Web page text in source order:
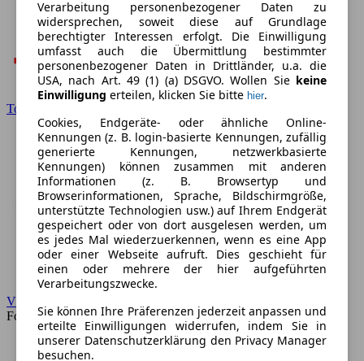
Toyota
VW
Forum
Verarbeitung personenbezogener Daten zu
widersprechen, soweit diese auf Grundlage
berechtigter Interessen erfolgt. Die Einwilligung
umfasst auch die Übermittlung bestimmter
personenbezogener Daten in Drittländer, u.a. die
USA, nach Art. 49 (1) (a) DSGVO. Wollen Sie keine
Einwilligung erteilen, klicken Sie bitte hier.
Cookies, Endgeräte- oder ähnliche Online-
Kennungen (z. B. login-basierte Kennungen, zufällig
generierte Kennungen, netzwerkbasierte
Kennungen) können zusammen mit anderen
Informationen (z. B. Browsertyp und
Browserinformationen, Sprache, Bildschirmgröße,
unterstützte Technologien usw.) auf Ihrem Endgerät
gespeichert oder von dort ausgelesen werden, um
es jedes Mal wiederzuerkennen, wenn es eine App
oder einer Webseite aufruft. Dies geschieht für
einen oder mehrere der hier aufgeführten
Verarbeitungszwecke.
Sie können Ihre Präferenzen jederzeit anpassen und
erteilte Einwilligungen widerrufen, indem Sie in
unserer Datenschutzerklärung den Privacy Manager
besuchen.